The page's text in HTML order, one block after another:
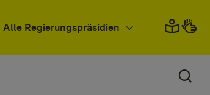
Alle Regierungspräsidien